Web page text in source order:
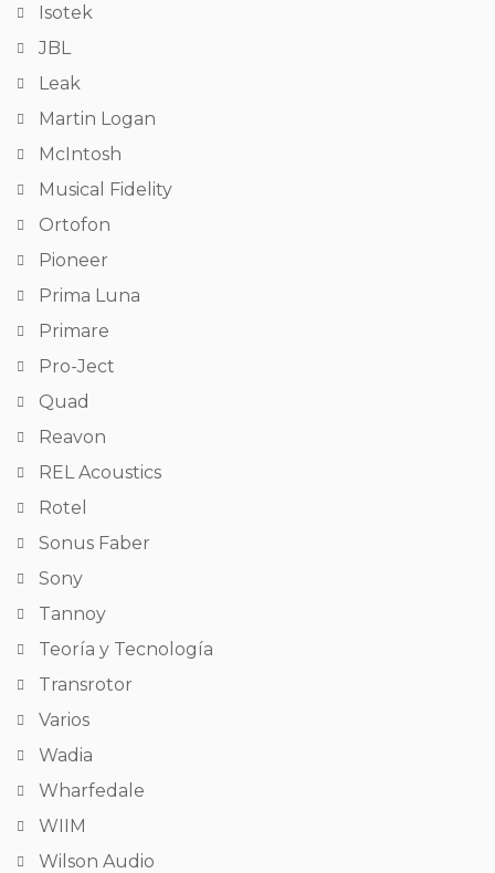
Isotek
JBL
Leak
Martin Logan
McIntosh
Musical Fidelity
Ortofon
Pioneer
Prima Luna
Primare
Pro-Ject
Quad
Reavon
REL Acoustics
Rotel
Sonus Faber
Sony
Tannoy
Teoría y Tecnología
Transrotor
Varios
Wadia
Wharfedale
WIIM
Wilson Audio